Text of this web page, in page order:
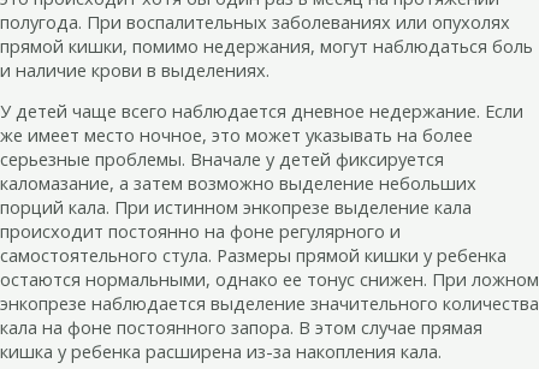
полугода. При воспалительных заболеваниях или опухолях
прямой кишки, помимо недержания, могут наблюдаться боль
и наличие крови в выделениях.
У детей чаще всего наблюдается дневное недержание. Если
же имеет место ночное, это может указывать на более
серьезные проблемы. Вначале у детей фиксируется
каломазание, а затем возможно выделение небольших
порций кала. При истинном энкопрезе выделение кала
происходит постоянно на фоне регулярного и
самостоятельного стула. Размеры прямой кишки у ребенка
остаются нормальными, однако ее тонус снижен. При ложном
энкопрезе наблюдается выделение значительного количества
кала на фоне постоянного запора. В этом случае прямая
кишка у ребенка расширена из-за накопления кала.